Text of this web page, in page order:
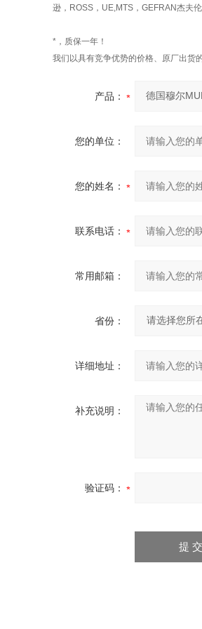
逊，ROSS，UE,MTS，GEFRAN杰夫
*，质保一年！
我们以具有竞争优势的价格、原厂出货
产品：
您的单位：
您的姓名：
联系电话：
常用邮箱：
省份：
详细地址：
补充说明：
验证码：